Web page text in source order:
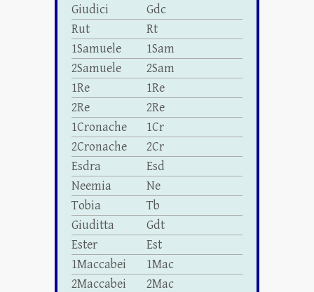
Giudici
Gdc
Rut
Rt
1Samuele
1Sam
2Samuele
2Sam
1Re
1Re
2Re
2Re
1Cronache
1Cr
2Cronache
2Cr
Esdra
Esd
Neemia
Ne
Tobia
Tb
Giuditta
Gdt
Ester
Est
1Maccabei
1Mac
2Maccabei
2Mac